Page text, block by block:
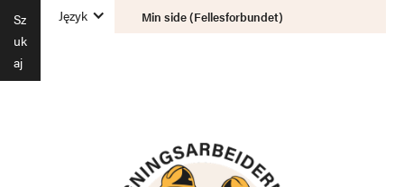
Sz
uk
aj
Język Min side (Fellesforbundet)